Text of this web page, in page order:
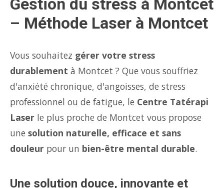
Gestion du stress à Montcet
– Méthode Laser à Montcet
Vous souhaitez gérer votre stress
durablement à Montcet ? Que vous souffriez
d'anxiété chronique, d'angoisses, de stress
professionnel ou de fatigue, le Centre Tatérapi
Laser le plus proche de Montcet vous propose
une solution naturelle, efficace et sans
douleur pour un bien-être mental durable.
Une solution douce, innovante et